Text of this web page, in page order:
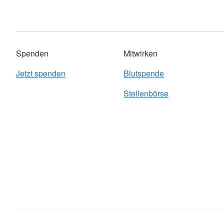
Spenden
Jetzt spenden
Mitwirken
Blutspende
Stellenbörse